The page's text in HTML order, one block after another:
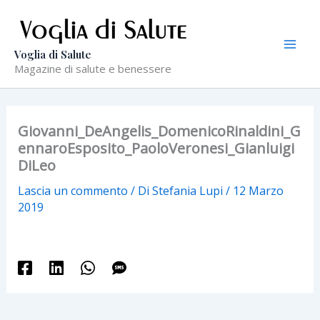
contenuto
Voglia di Salute
Magazine di salute e benessere
Giovanni_DeAngelis_DomenicoRinaldini_G
ennaroEsposito_PaoloVeronesi_Gianluigi
DiLeo
Lascia un commento / Di Stefania Lupi / 12 Marzo
2019